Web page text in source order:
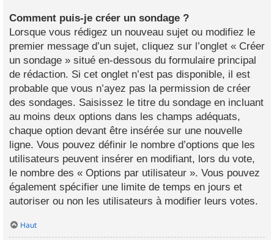
Comment puis-je créer un sondage ?
Lorsque vous rédigez un nouveau sujet ou modifiez le
premier message d’un sujet, cliquez sur l’onglet « Créer
un sondage » situé en-dessous du formulaire principal
de rédaction. Si cet onglet n’est pas disponible, il est
probable que vous n’ayez pas la permission de créer
des sondages. Saisissez le titre du sondage en incluant
au moins deux options dans les champs adéquats,
chaque option devant être insérée sur une nouvelle
ligne. Vous pouvez définir le nombre d’options que les
utilisateurs peuvent insérer en modifiant, lors du vote,
le nombre des « Options par utilisateur ». Vous pouvez
également spécifier une limite de temps en jours et
autoriser ou non les utilisateurs à modifier leurs votes.
Haut